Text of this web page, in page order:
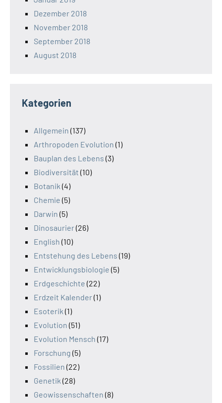
Dezember 2018
November 2018
September 2018
August 2018
Kategorien
Allgemein (137)
Arthropoden Evolution (1)
Bauplan des Lebens (3)
Biodiversität (10)
Botanik (4)
Chemie (5)
Darwin (5)
Dinosaurier(26)
English (10)
Entstehung des Lebens (19)
Entwicklungsbiologie (5)
Erdgeschichte (22)
Erdzeit Kalender(1)
Esoterik (1)
Evolution (51)
Evolution Mensch (17)
Forschung (5)
Fossilien (22)
Genetik (28)
Geowissenschaften (8)